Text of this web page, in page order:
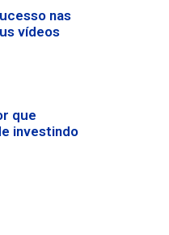
nas
vídeos
que
investindo